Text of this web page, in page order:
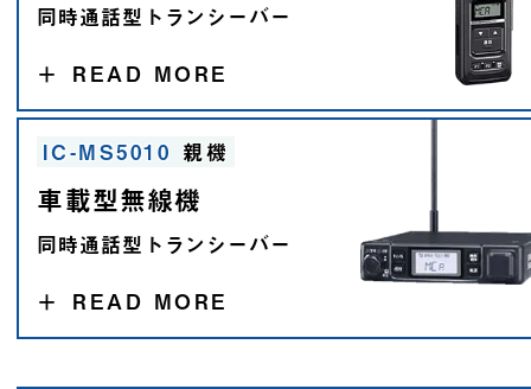
同時通話型トランシーバー
＋
READ MORE
IC-MS5010 親機
車載型無線機
同時通話型トランシーバー
＋
READ MORE